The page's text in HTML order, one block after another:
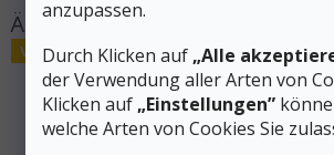
anzupassen.
Durch Klicken auf „Alle
der Verwendung aller Arten von
Klicken auf „Einstellungen”
welche Arten von Cookies Sie
Verkauf